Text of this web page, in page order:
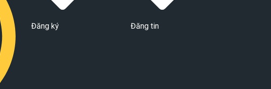
Đăng ký Đăng tin